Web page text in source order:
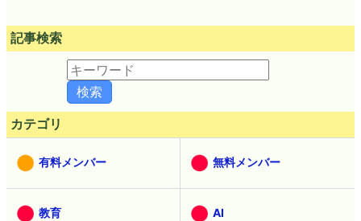
記事検索
カテゴリ
有料メンバー 無料メンバー
教育 AI